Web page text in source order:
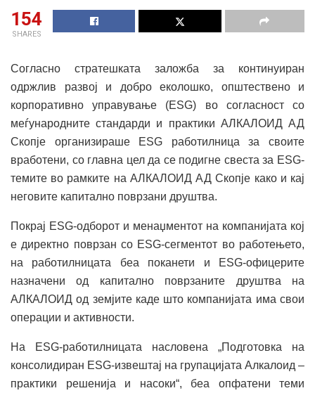
154
SHARES
Согласно стратешката заложба за континуиран
одржлив развој и добро еколошко, општествено и
корпоративно управување (ESG) во согласност со
меѓународните стандарди и практики АЛКАЛОИД АД
Скопје организираше ESG работилница за своите
вработени, со главна цел да се подигне свеста за ESG-
темите во рамките на АЛКАЛОИД АД Скопје како и кај
неговите капитално поврзани друштва.
Покрај ESG-одборот и менаџментот на компанијата кој
е директно поврзан со ESG-сегментот во работењето,
на работилницата беа поканети и ESG-офицерите
назначени од капитално поврзаните друштва на
АЛКАЛОИД од земјите каде што компанијата има свои
операции и активности.
На ESG-работилницата насловена „Подготовка на
консолидиран ESG-извештај на групацијата Алкалоид –
практики решенија и насоки“, беа опфатени теми